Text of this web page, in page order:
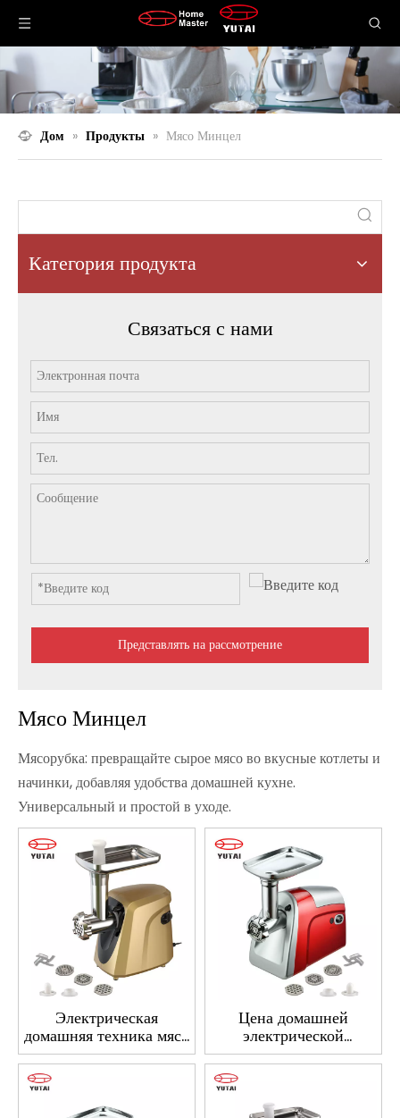
Дом » Продукты » Мясо Минцел
Категория продукта
Связаться с нами
Представлять на рассмотрение
Мясо Минцел
Мясорубка: превращайте сырое мясо во вкусные котлеты и
начинки, добавляя удобства домашней кухне.
Универсальный и простой в уходе.
Электрическая
домашняя техника мясо
мясной из
нержавеющей стали
мясорубчатая машина
Цена домашней
электрической
кухонной мясорубки